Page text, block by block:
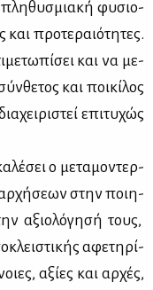
πλη­θυ­σμια­κή φυ­σιο­
προ­τε­ραιό­τη­τες.
και να με­
και ποι­κί­λος
επι­τυ­χώς
ο με­τα­μο­ντερ­
στην ποι­η­
αξιο­λό­γη­σή τους,
αφε­τη­ρί­
αξί­ες και αρ­χές,